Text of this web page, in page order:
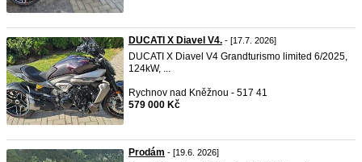
DUCATI X Diavel V4. - [17.7. 2026]
DUCATI X Diavel V4 Grandturismo limited 6/2025,
124kW, ...
Rychnov nad Kněžnou - 517 41
579 000 Kč
Prodám - [19.6. 2026]